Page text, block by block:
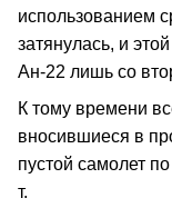
использованием
затянулась, и
Ан‑22 лишь со
К тому времени
вносившиеся в
пустой самолет
т.